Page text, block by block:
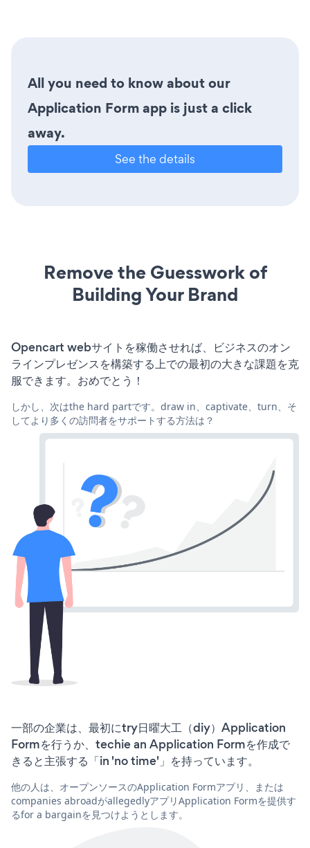
All you need to know about our
Application Form app is just a click
away.
See the details
Remove the Guesswork of
Building Your Brand
Opencart webサイトを稼働させれば、ビジネスのオン
ラインプレゼンスを構築する上での最初の大きな課題を克
服できます。おめでとう！
しかし、次はthe hard partです。draw in、captivate、turn、そ
してより多くの訪問者をサポートする方法は？
一部の企業は、最初にtry日曜大工（diy）Application
Formを行うか、techie an Application Formを作成で
きると主張する「in 'no time'」を持っています。
他の人は、オープンソースのApplication Formアプリ、または
companies abroadがallegedlyアプリApplication Formを提供す
るfor a bargainを見つけようとします。